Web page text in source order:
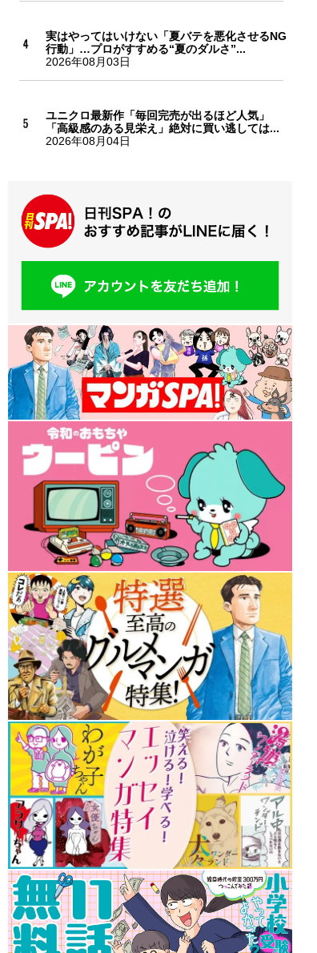
実はやってはいけない「夏バテを悪化させるNG
行動」…プロがすすめる“夏のダルさ”...
2026年08月03日
ユニクロ最新作「毎回完売が出るほど人気」
「高級感のある見栄え」絶対に買い逃しては...
2026年08月04日